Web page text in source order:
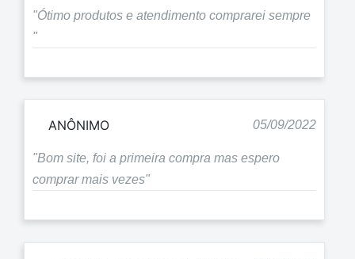
"Ótimo produtos e atendimento comprarei sempre
"
ANÔNIMO 05/09/2022
"Bom site, foi a primeira compra mas espero
comprar mais vezes"